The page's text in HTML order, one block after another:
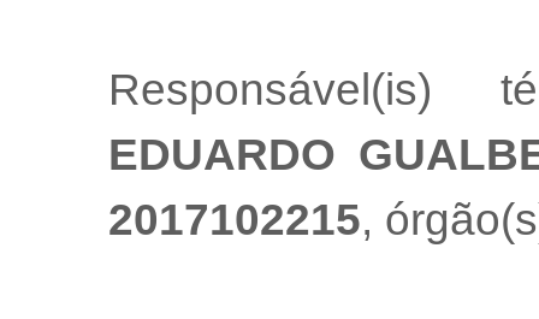
Responsável(is)
EDUARDO
2017102215,